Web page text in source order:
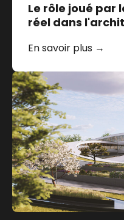
Le rôle joué par
réel dans
En savoir plus →